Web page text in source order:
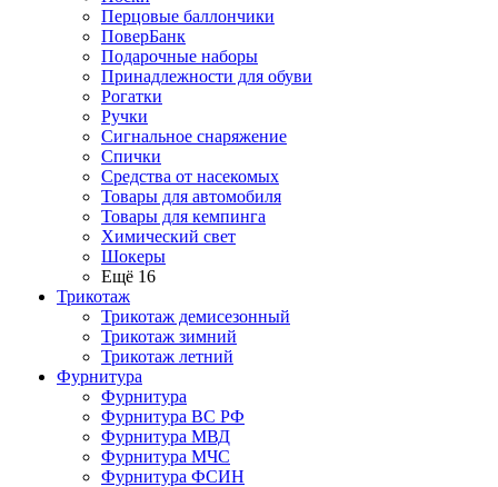
Перцовые баллончики
ПоверБанк
Подарочные наборы
Принадлежности для обуви
Рогатки
Ручки
Сигнальное снаряжение
Спички
Средства от насекомых
Товары для автомобиля
Товары для кемпинга
Химический свет
Шокеры
Ещё 16
Трикотаж
Трикотаж демисезонный
Трикотаж зимний
Трикотаж летний
Фурнитура
Фурнитура
Фурнитура ВС РФ
Фурнитура МВД
Фурнитура МЧС
Фурнитура ФСИН